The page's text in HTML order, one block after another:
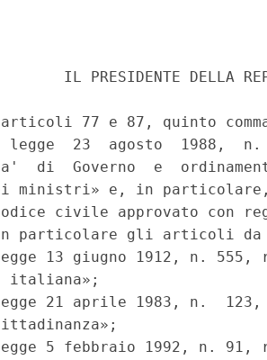
IL PRESIDENTE DELLA
77 e 87, quinto
legge  23  agosto  1988,
di  Governo  e
ministri» e, in
civile approvato con
particolare gli articoli
13 giugno 1912, n. 555,
italiana»;
21 aprile 1983, n.
5 febbraio 1992, n. 91,